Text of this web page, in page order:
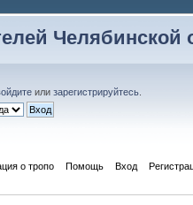
Челябинской
илизарегистрируйтесь
о тропо Помощь Вход